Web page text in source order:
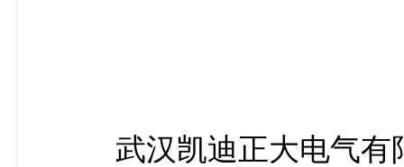
武汉凯迪正大电气有